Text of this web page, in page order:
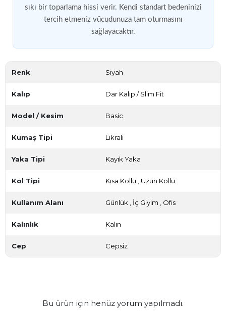
sıkı bir toparlama hissi verir. Kendi standart bedeninizi
tercih etmeniz vücudunuza tam oturmasını
sağlayacaktır.
Renk Siyah
Kalıp Dar Kalıp / Slim Fit
Model / Kesim Basic
Kumaş Tipi Likralı
Yaka Tipi Kayık Yaka
Kol Tipi Kısa Kollu Uzun Kollu
Kullanım Alanı Günlük İç Giyim Ofis
Kalınlık Kalın
Cep Cepsiz
Bu ürün için henüz yorum yapılmadı.